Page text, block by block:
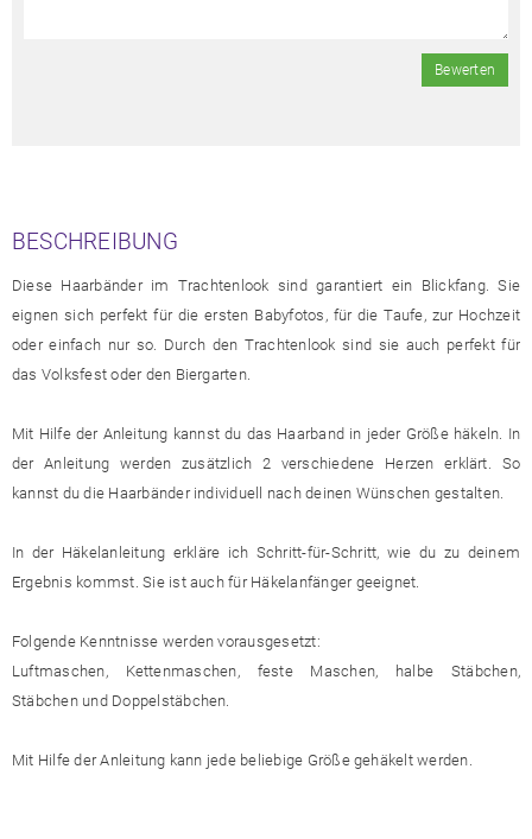
Bewerten
BESCHREIBUNG
Diese Haarbänder im Trachtenlook sind garantiert ein Blickfang. Sie
eignen sich perfekt für die ersten Babyfotos, für die Taufe, zur Hochzeit
oder einfach nur so. Durch den Trachtenlook sind sie auch perfekt für
das Volksfest oder den Biergarten.
Mit Hilfe der Anleitung kannst du das Haarband in jeder Größe häkeln. In
der Anleitung werden zusätzlich 2 verschiedene Herzen erklärt. So
kannst du die Haarbänder individuell nach deinen Wünschen gestalten.
In der Häkelanleitung erkläre ich Schritt-für-Schritt, wie du zu deinem
Ergebnis kommst. Sie ist auch für Häkelanfänger geeignet.
Folgende Kenntnisse werden vorausgesetzt:
Luftmaschen, Kettenmaschen, feste Maschen, halbe Stäbchen,
Stäbchen und Doppelstäbchen.
Mit Hilfe der Anleitung kann jede beliebige Größe gehäkelt werden.